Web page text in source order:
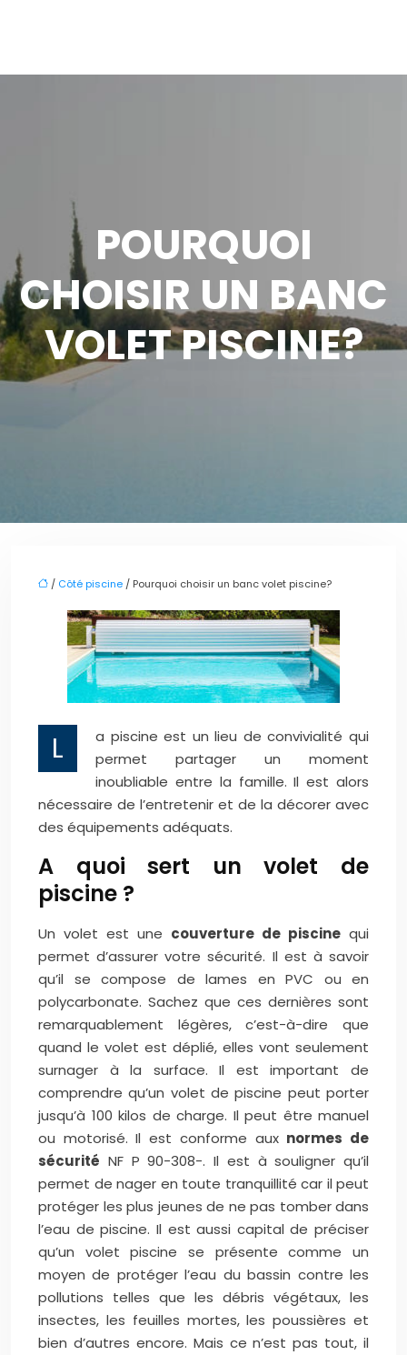
POURQUOI
CHOISIR UN BANC
VOLET PISCINE?
/ Côté piscine / Pourquoi choisir un banc volet piscine?
L
a piscine est un lieu de convivialité qui
permet partager un moment
inoubliable entre la famille. Il est alors
nécessaire de l’entretenir et de la décorer avec
des équipements adéquats.
A quoi sert un volet de
piscine ?
Un volet est une couverture de piscine qui
permet d’assurer votre sécurité. Il est à savoir
qu’il se compose de lames en PVC ou en
polycarbonate. Sachez que ces dernières sont
remarquablement légères, c’est-à-dire que
quand le volet est déplié, elles vont seulement
surnager à la surface. Il est important de
comprendre qu’un volet de piscine peut porter
jusqu’à 100 kilos de charge. Il peut être manuel
ou motorisé. Il est conforme aux normes de
sécurité NF P 90-308-. Il est à souligner qu’il
permet de nager en toute tranquillité car il peut
protéger les plus jeunes de ne pas tomber dans
l’eau de piscine. Il est aussi capital de préciser
qu’un volet piscine se présente comme un
moyen de protéger l’eau du bassin contre les
pollutions telles que les débris végétaux, les
insectes, les feuilles mortes, les poussières et
bien d’autres encore. Mais ce n’est pas tout, il